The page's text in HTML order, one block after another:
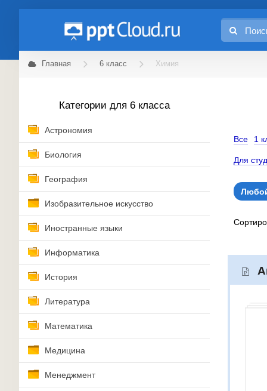
Главная 6 класс Химия
Категории для 6 класса
Астрономия
Биология
География
Изобразительное искусство
Иностранные языки
Информатика
История
Литература
Математика
Медицина
Менеджмент
Все 1
Для